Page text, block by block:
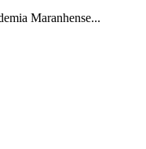
Maranhense...